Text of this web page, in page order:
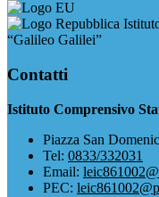
“Galileo Galilei”
Contatti
Istituto Comprensivo
Piazza San
Tel: 0833/332031
Email:
PEC: